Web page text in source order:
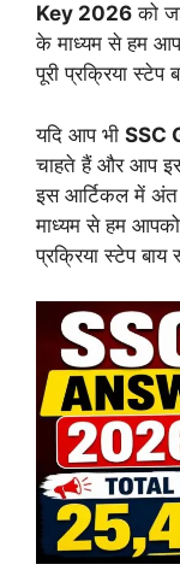
Key 2026 को
के माध्यम से हम
पूरी प्रक्रिया स्टेप
यदि आप भी SSC
चाहते हैं और आप
इस आर्टिकल में
माध्यम से हम आपको
प्रक्रिया स्टेप बाय